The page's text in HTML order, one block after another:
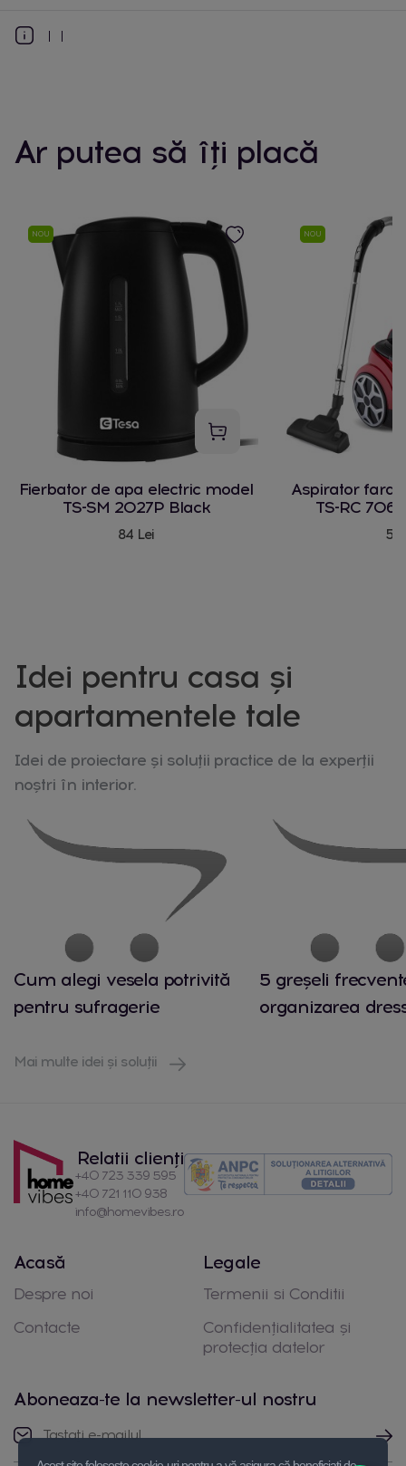
Ar putea să îți placă
NOU
Fierbator de apa electric model
TS-SM 2027P Black
84 Lei
NOU
Aspirator fara
TS-RC 706
Idei pentru casa și
apartamentele tale
Idei de proiectare și soluții practice de la experții
noștri în interior.
Cum alegi vesela potrivită
pentru sufragerie
5 greșeli
organizarea
Mai multe idei și soluții
Relatii clienți
+40 723 339 595
+40 721 110 938
info@homevibes.ro
Acasă
Despre noi
Contacte
Legale
Termenii si Conditii
Confidențialitatea și
protecția datelor
Aboneaza-te la newsletter-ul nostru